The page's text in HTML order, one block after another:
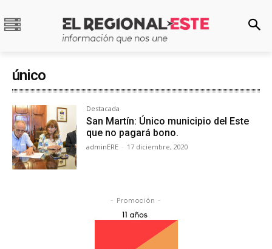
único
Destacada
San Martín: Único municipio del Este
que no pagará bono.
adminERE - 17 diciembre, 2020
- Promoción -